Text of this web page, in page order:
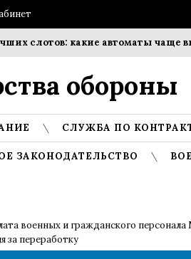
слотов: какие автоматы чаще
обороны
СЛУЖБА ПО
ЗАКОНОДАТЕЛЬСТВО
военных и гражданского
за переработку